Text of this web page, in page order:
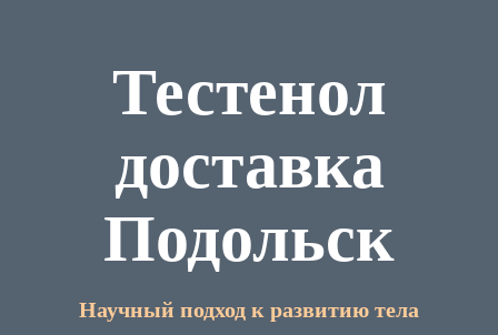
Тестенол
доставка
Подольск
Научный подход к развитию тела